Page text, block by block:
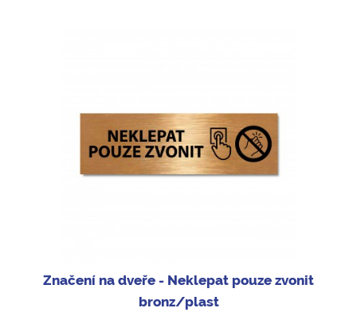
Značení na dveře - Neklepat pouze zvonit
bronz/plast